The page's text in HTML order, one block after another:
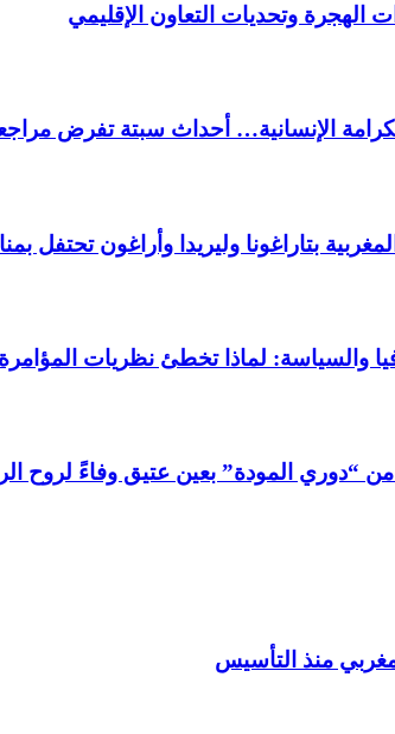
الهجرة وتحديات التعاون الإقليمي
الإنسانية… أحداث سبتة تفرض مراجعة
المغربية بتاراغونا وليريدا وأراغون
والسياسة: لماذا تخطئ نظريات
“دوري المودة” بعين عتيق وفاءً لروح
منذ التأسيس